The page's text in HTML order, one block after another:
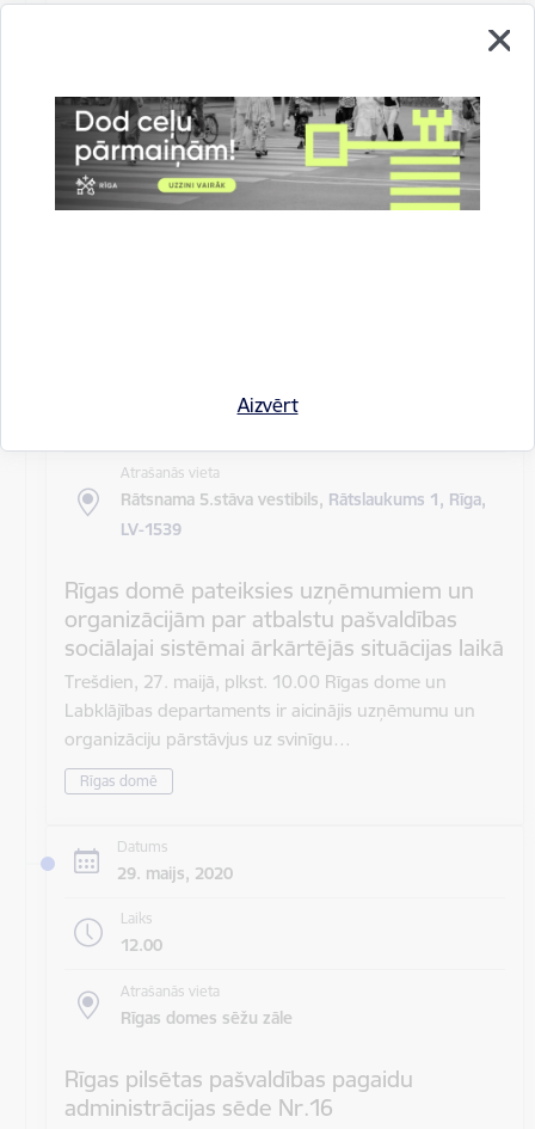
Aizvērt
Rīgas pilsētas pagaidu administrācijas
14.sēde (ārkārtas)
Sēdes darba kārtība: Grozījumi Rīgas domes 2016.
gada 19. aprīļa saistošajos noteikumos Nr. 198 "Par
Atrašanās vieta
Rātsnama 5.stāva vestibils, Rātslaukums 1, Rīga,
LV-1539
Rīgas domē pateiksies uzņēmumiem un
organizācijām par atbalstu pašvaldības
sociālajai sistēmai ārkārtējās situācijas laikā
Trešdien, 27. maijā, plkst. 10.00 Rīgas dome un
Labklājības departaments ir aicinājis uzņēmumu un
organizāciju pārstāvjus uz svinīgu…
Rīgas domē
Datums
29. maijs, 2020
Laiks
12.00
Atrašanās vieta
Rīgas domes sēžu zāle
Rīgas pilsētas pašvaldības pagaidu
administrācijas sēde Nr.16